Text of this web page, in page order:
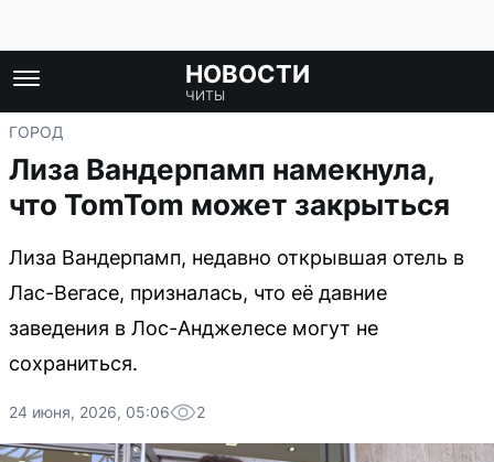
НОВОСТИ
ЧИТЫ
ГОРОД
Лиза Вандерпамп намекнула,
что TomTom может закрыться
Лиза Вандерпамп, недавно открывшая отель в
Лас-Вегасе, призналась, что её давние
заведения в Лос-Анджелесе могут не
сохраниться.
24 июня, 2026, 05:06 2